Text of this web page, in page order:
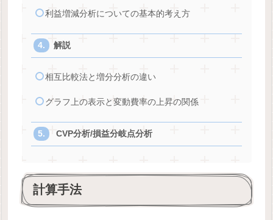
利益増減分析についての基本的考え方
解説
相互比較法と増分分析の違い
グラフ上の表示と変動費率の上昇の関係
CVP分析/損益分岐点分析
計算手法